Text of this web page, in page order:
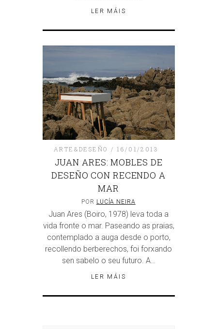
LER MÁIS
ARTE&DESEÑO 16/01/2013
JUAN ARES: MOBLES DE
DESEÑO CON RECENDO A
MAR
POR LUCÍA NEIRA
Juan Ares (Boiro, 1978) leva toda a
vida fronte o mar. Paseando as praias,
contemplado a auga desde o porto,
recollendo berberechos, foi forxando
sen sabelo o seu futuro. A…
LER MÁIS